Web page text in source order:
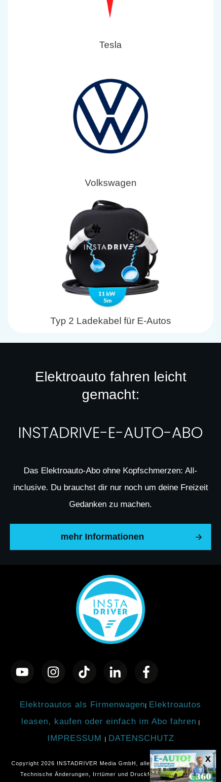
Tesla
Volkswagen
Typ 2 Ladekabel für E-Autos
Elektroauto fahren leicht
gemacht:
Das Elektroauto-Abo ohne Kopfschmerzen: All-
inclusive. Du brauchst dir nur noch um deine Freizeit
Gedanken zu machen.
mehr Informationen
Elektroautos als Firmenwagen
Elektroautos
leasen, kaufen oder einfach im Abo fahren
IMPRESSUM DATENSCHUTZ
Copyright 2026 INSTADRIVER Media GmbH
, alle Rechte vorbehalten.
Technische Änderungen, Irrtümer und Druckfehler vorbehalten.